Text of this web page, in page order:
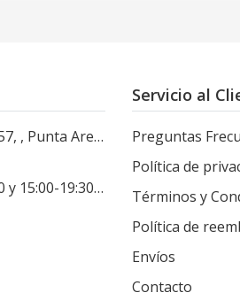
Magallanes, Chile
19:30 hrs
Servicio al
Preguntas
Política de
Términos y
Política de
Envíos
Contacto